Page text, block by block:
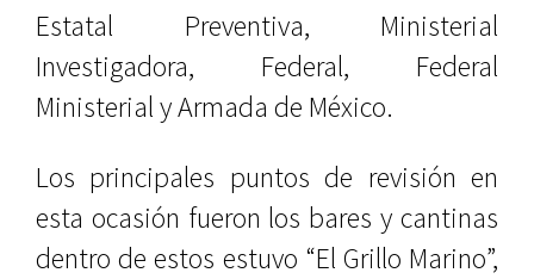
Estatal Preventiva, Ministerial
Investigadora, Federal, Federal
Ministerial y Armada de México.
Los principales puntos de revisión en
esta ocasión fueron los bares y cantinas
dentro de estos estuvo “El Grillo Marino”,